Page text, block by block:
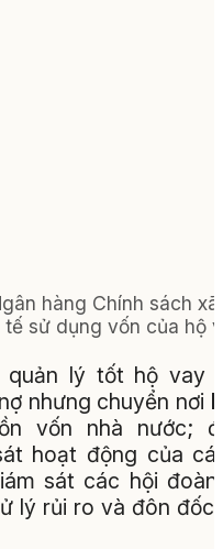
hàng Chính sách xã
sử dụng vốn của hộ
quản lý tốt hộ vay
nhưng chuyển nơi
vốn nhà nước;
hoạt động của
sát các hội
lý rủi ro và đôn